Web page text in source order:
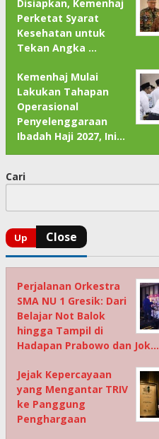
Disiapkan, Kemenhaj
Perketat Syarat
Kesehatan untuk
Tekan Angka …
Kemenhaj Mulai
Lakukan Tahapan
Operasional
Penyelenggaraan
Ibadah Haji 2027, Ini…
Cari
Perjalanan Orkestra
SMA NU 1 Gresik: Dari
Belajar Not Balok
hingga Tampil di
Hadapan Prabowo dan Jok…
Jejak Kepercayaan
yang Mengantar TRIV
ke Panggung
Penghargaan